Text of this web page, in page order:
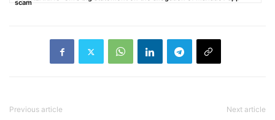
scam
Previous article Next article